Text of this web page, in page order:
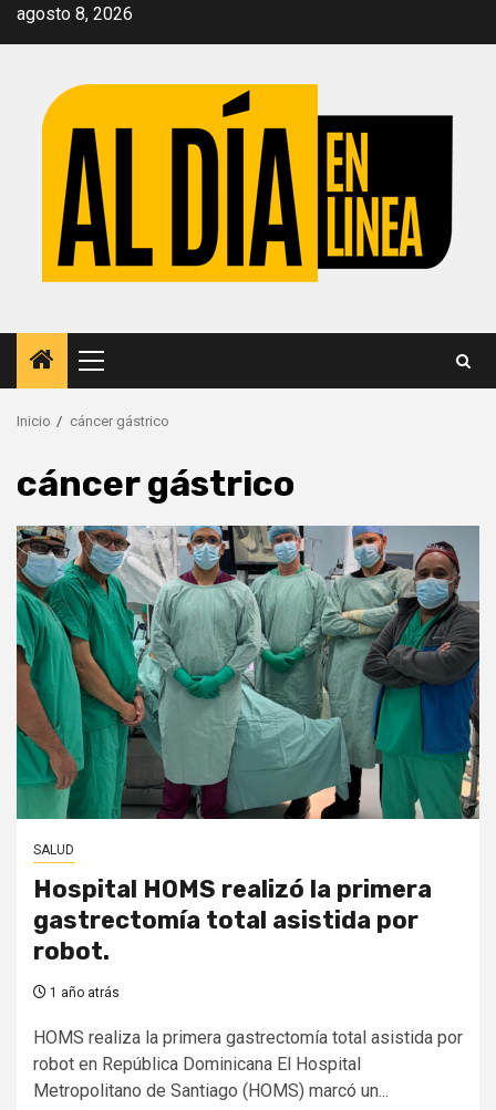
Saltar
agosto 8, 2026
Menú
principal
Inicio cáncer gástrico
cáncer gástrico
SALUD
Hospital HOMS realizó la primera
gastrectomía total asistida por
robot.
1 año atrás
HOMS realiza la primera gastrectomía total asistida por
robot en República Dominicana El Hospital
Metropolitano de Santiago (HOMS) marcó un...